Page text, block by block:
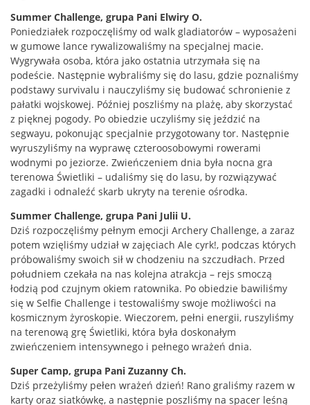
Summer Challenge, grupa Pani Elwiry O.
Poniedziałek rozpoczęliśmy od walk gladiatorów – wyposażeni
w gumowe lance rywalizowaliśmy na specjalnej macie.
Wygrywała osoba, która jako ostatnia utrzymała się na
podeście. Następnie wybraliśmy się do lasu, gdzie poznaliśmy
podstawy survivalu i nauczyliśmy się budować schronienie z
pałatki wojskowej. Później poszliśmy na plażę, aby skorzystać
z pięknej pogody. Po obiedzie uczyliśmy się jeździć na
segwayu, pokonując specjalnie przygotowany tor. Następnie
wyruszyliśmy na wyprawę czteroosobowymi rowerami
wodnymi po jeziorze. Zwieńczeniem dnia była nocna gra
terenowa Świetliki – udaliśmy się do lasu, by rozwiązywać
zagadki i odnaleźć skarb ukryty na terenie ośrodka.
Summer Challenge, grupa Pani Julii U.
Dziś rozpoczęliśmy pełnym emocji Archery Challenge, a zaraz
potem wzięliśmy udział w zajęciach Ale cyrk!, podczas których
próbowaliśmy swoich sił w chodzeniu na szczudłach. Przed
południem czekała na nas kolejna atrakcja – rejs smoczą
łodzią pod czujnym okiem ratownika. Po obiedzie bawiliśmy
się w Selfie Challenge i testowaliśmy swoje możliwości na
kosmicznym żyroskopie. Wieczorem, pełni energii, ruszyliśmy
na terenową grę Świetliki, która była doskonałym
zwieńczeniem intensywnego i pełnego wrażeń dnia.
Super Camp, grupa Pani Zuzanny Ch.
Dziś przeżyliśmy pełen wrażeń dzień! Rano graliśmy razem w
karty oraz siatkówkę, a następnie poszliśmy na spacer leśną